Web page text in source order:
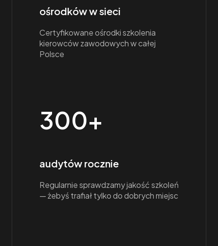
ośrodków w sieci
Certyfikowane ośrodki szkolenia
kierowców zawodowych w całej
Polsce
300+
audytów rocznie
Regularnie sprawdzamy jakość szkoleń
— żebyś trafiał tylko do dobrych miejsc